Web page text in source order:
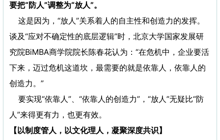
要把“防人”调整为“放人”。
这是因为，“放人”关系着人的自主性和创造力的发挥。
谈及“应对不确定性的底层逻辑”时，北京大学国家发展研
究院BiMBA商学院院长陈春花认为：“在危机中，企业要活
下来，迈过危机这道坎，最需要的就是依靠人，依靠人的
创造力。”
要实现“依靠人”、“依靠人的创造力”，“放人”无疑比“防
人”来得更有力，也更有效。
【以制度管人，以文化理人，凝聚深度共识】